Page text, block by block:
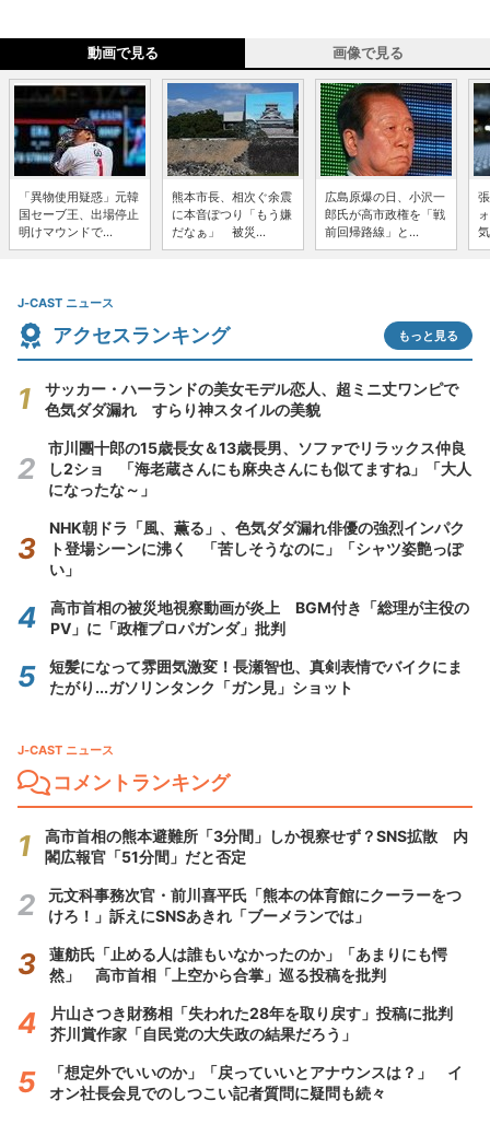
動画で見る 画像で見る
「異物使用疑惑」元韓
国セーブ王、出場停止
明けマウンドで...
熊本市長、相次ぐ余震
に本音ぽつり「もう嫌
だなぁ」 被災...
広島原爆の日、小沢一
郎氏が高市政権を「戦
前回帰路線」と...
J-CAST ニュース
アクセスランキング もっと見る
サッカー・ハーランドの美女モデル恋人、超ミニ丈ワンピで
色気ダダ漏れ すらり神スタイルの美貌
市川團十郎の15歳長女＆13歳長男、ソファでリラックス仲良
し2ショ 「海老蔵さんにも麻央さんにも似てますね」「大人
になったな～」
NHK朝ドラ「風、薫る」、色気ダダ漏れ俳優の強烈インパク
ト登場シーンに沸く 「苦しそうなのに」「シャツ姿艶っぽ
い」
高市首相の被災地視察動画が炎上 BGM付き「総理が主役の
PV」に「政権プロパガンダ」批判
短髪になって雰囲気激変！長瀬智也、真剣表情でバイクにま
たがり...ガソリンタンク「ガン見」ショット
J-CAST ニュース
コメントランキング
高市首相の熊本避難所「3分間」しか視察せず？SNS拡散 内
閣広報官「51分間」だと否定
元文科事務次官・前川喜平氏「熊本の体育館にクーラーをつ
けろ！」訴えにSNSあきれ「ブーメランでは」
蓮舫氏「止める人は誰もいなかったのか」「あまりにも愕
然」 高市首相「上空から合掌」巡る投稿を批判
片山さつき財務相「失われた28年を取り戻す」投稿に批判
芥川賞作家「自民党の大失政の結果だろう」
「想定外でいいのか」「戻っていいとアナウンスは？」 イ
オン社長会見でのしつこい記者質問に疑問も続々